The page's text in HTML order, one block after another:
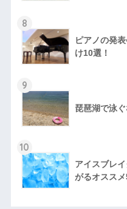
8
ピアノの発
け10選！
9
琵琶湖で泳
10
アイスブレ
がるオススメ